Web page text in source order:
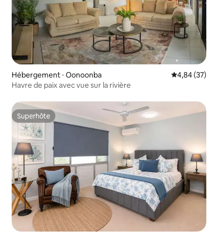
Hébergement ⋅ Oonoonba Évaluation
4,84 (37)
Havre de paix avec vue sur la rivière
Superhôte
Superhôte